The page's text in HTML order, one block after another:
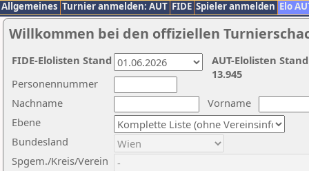
Allgemeines Turnier anmelden: AUT FIDE Spieler anmelden Elo
Willkommen bei den offiziellen
Nachname
Vorname
Ebene
Personennummer
Bundesland
Spgem./Kreis/Verein
AUT-Elolisten
13.945
FIDE-Elolisten Stand